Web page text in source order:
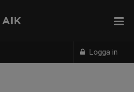
Logga in
AIK